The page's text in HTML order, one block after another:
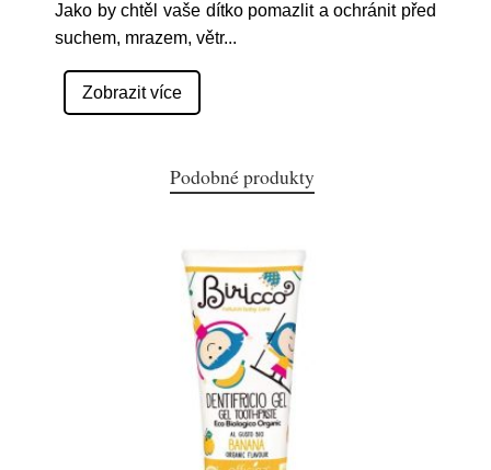
Jako by chtěl vaše dítko pomazlit a ochránit před
suchem, mrazem, větr...
Zobrazit více
Podobné produkty